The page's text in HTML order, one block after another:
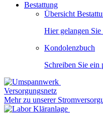
Bestattung
Übersicht
Hier gelangen
Kondolenzbuch
Schreiben Sie ein
Versorgungsnetz
Mehr zu unserer